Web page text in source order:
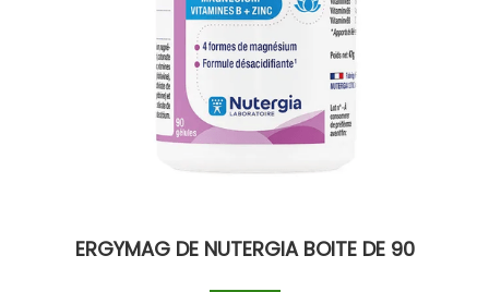
ERGYMAG DE NUTERGIA BOITE DE 90